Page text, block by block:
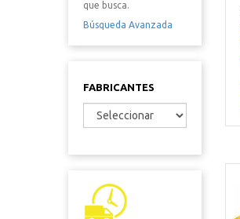
que busca.
Búsqueda Avanzada
FABRICANTES